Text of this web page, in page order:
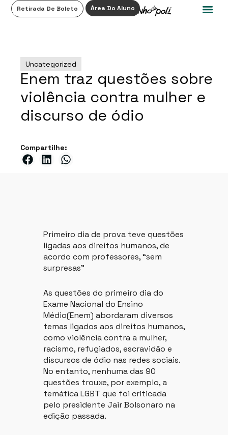
Retirada De Boleto Área Do Aluno
Uncategorized
Enem traz questões sobre
violência contra mulher e
discurso de ódio
Compartilhe:
Primeiro dia de prova teve questões
ligadas aos direitos humanos, de
acordo com professores, “sem
surpresas”
As questões do primeiro dia do
Exame Nacional do Ensino
Médio(Enem) abordaram diversos
temas ligados aos direitos humanos,
como violência contra a mulher,
racismo, refugiados, escravidão e
discursos de ódio nas redes sociais.
No entanto, nenhuma das 90
questões trouxe, por exemplo, a
temática LGBT que foi criticada
pelo presidente Jair Bolsonaro na
edição passada.